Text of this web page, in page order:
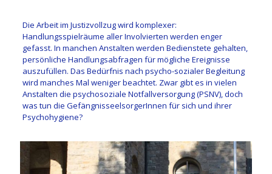
Die Arbeit im Justizvollzug wird komplexer:
Handlungsspielräume aller Involvierten werden enger
gefasst. In manchen Anstalten werden Bedienstete gehalten,
persönliche Handlungsabfragen für mögliche Ereignisse
auszufüllen. Das Bedürfnis nach psycho-sozialer Begleitung
wird manches Mal weniger beachtet. Zwar gibt es in vielen
Anstalten die psychosoziale Notfallversorgung (PSNV), doch
was tun die GefängnisseelsorgerInnen für sich und ihrer
Psychohygiene?